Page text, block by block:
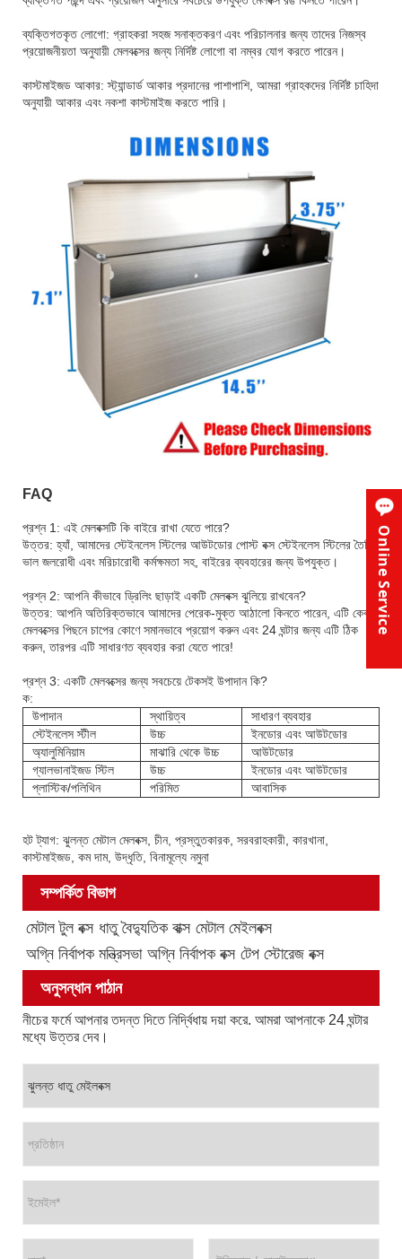
ব্যক্তিগতকৃত লোগো: গ্রাহকরা সহজ সনাক্তকরণ এবং পরিচালনার জন্য তাদের নিজস্ব
প্রয়োজনীয়তা অনুযায়ী মেলবক্সের জন্য নির্দিষ্ট লোগো বা নম্বর যোগ করতে পারেন।
কাস্টমাইজড আকার: স্ট্যান্ডার্ড আকার প্রদানের পাশাপাশি, আমরা গ্রাহকদের নির্দিষ্ট চাহিদা
অনুযায়ী আকার এবং নকশা কাস্টমাইজ করতে পারি।
FAQ
প্রশ্ন 1: এই মেলবক্সটি কি বাইরে রাখা যেতে পারে?
উত্তর: হ্যাঁ, আমাদের স্টেইনলেস স্টিলের আউটডোর পোস্ট বক্স স্টেইনলেস স্টিলের তৈরি,
ভাল জলরোধী এবং মরিচারোধী কর্মক্ষমতা সহ, বাইরের ব্যবহারের জন্য উপযুক্ত।
প্রশ্ন 2: আপনি কীভাবে ড্রিলিং ছাড়াই একটি মেলবক্স ঝুলিয়ে রাখবেন?
উত্তর: আপনি অতিরিক্তভাবে আমাদের পেরেক-মুক্ত আঠালো কিনতে পারেন, এটি কেবল
মেলবক্সের পিছনে চাপের কোণে সমানভাবে প্রয়োগ করুন এবং 24 ঘন্টার জন্য এটি ঠিক
করুন, তারপর এটি সাধারণত ব্যবহার করা যেতে পারে!
প্রশ্ন 3: একটি মেলবক্সের জন্য সবচেয়ে টেকসই উপাদান কি?
ক:
উপাদান
স্থায়িত্ব
সাধারণ ব্যবহার
স্টেইনলেস স্টীল
উচ্চ
ইনডোর এবং আউটডোর
অ্যালুমিনিয়াম
মাঝারি থেকে উচ্চ
আউটডোর
গ্যালভানাইজড স্টিল
উচ্চ
ইনডোর এবং আউটডোর
প্লাস্টিক/পলিথিন
পরিমিত আবাসিক
হট ট্যাগ: ঝুলন্ত মেটাল মেলবক্স, চীন, প্রস্তুতকারক, সরবরাহকারী, কারখানা,
কাস্টমাইজড, কম দাম, উদ্ধৃতি, বিনামূল্যে নমুনা
সম্পর্কিত বিভাগ
মেটাল টুল বক্স ধাতু বৈদ্যুতিক বাক্স মেটাল মেইলবক্স
অগ্নি নির্বাপক মন্ত্রিসভা অগ্নি নির্বাপক বক্স টেপ স্টোরেজ বক্স
অনুসন্ধান পাঠান
নীচের ফর্মে আপনার তদন্ত দিতে নির্দ্বিধায় দয়া করে. আমরা আপনাকে 24 ঘন্টার
মধ্যে উত্তর দেব।
Online Service